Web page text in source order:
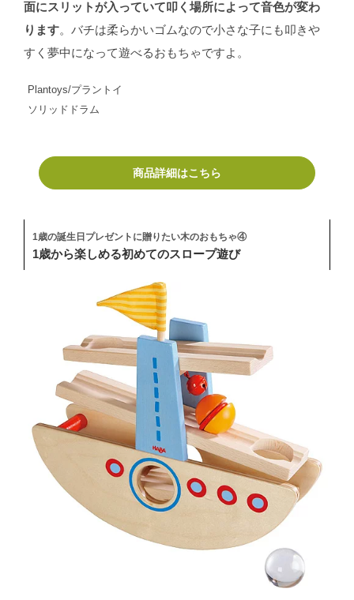
面にスリットが入っていて叩く場所によって音色が変わ
ります。バチは柔らかいゴムなので小さな子にも叩きや
すく夢中になって遊べるおもちゃですよ。
Plantoys/プラントイ
ソリッドドラム
商品詳細はこちら
1歳の誕生日プレゼントに贈りたい木のおもちゃ④
1歳から楽しめる初めてのスロープ遊び